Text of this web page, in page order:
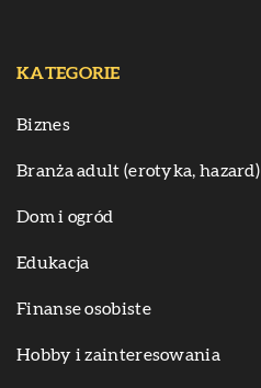
KATEGORIE
Biznes
Branża adult (erotyka, hazard)
Dom i ogród
Edukacja
Finanse osobiste
Hobby i zainteresowania